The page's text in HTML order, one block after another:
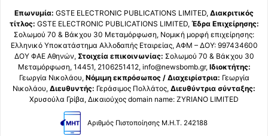
Επωνυμία: GSTE ELECTRONIC PUBLICATIONS LIMITED, Διακριτικός
τίτλος: GSTE ELECTRONIC PUBLICATIONS LIMITED, Έδρα Επιχείρησης:
Σολωμού 70 & Βάκχου 30 Μεταμόρφωση, Νομική μορφή επιχείρησης:
Ελληνικό Υποκατάστημα Αλλοδαπής Εταιρείας, ΑΦΜ – ΔΟΥ: 997434600
ΔΟΥ ΦΑΕ Αθηνών, Στοιχεία επικοινωνίας: Σολωμού 70 & Βάκχου 30
Μεταμόρφωση, 14451, 2106251412, info@newsbomb.gr, Ιδιοκτήτης:
Γεωργία Νικολάου, Νόμιμη εκπρόσωπος / Διαχειρίστρια: Γεωργία
Νικολάου, Διευθυντής: Γεράσιμος Πολλάτος, Διευθύντρια σύνταξης:
Χρυσούλα Γρίβα, Δικαιούχος domain name: ZYRIANO LIMITED
Αριθμός Πιστοποίησης Μ.Η.Τ. 242188